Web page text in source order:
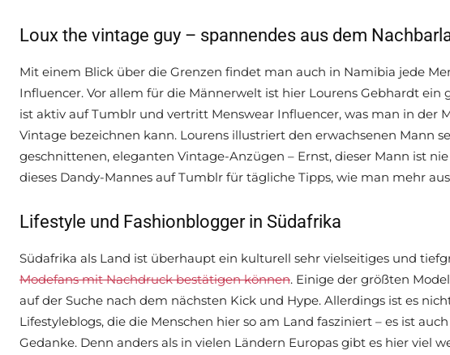
Loux the vintage guy – spannendes aus dem
Mit einem Blick über die Grenzen findet man auch in Namibia jede
Influencer. Vor allem für die Männerwelt ist hier Lourens Gebhardt ein
ist aktiv auf Tumblr und vertritt Menswear Influencer, was man in der
Vintage bezeichnen kann. Lourens illustriert den erwachsenen Mann
geschnittenen, eleganten Vintage-Anzügen – Ernst, dieser Mann ist
dieses Dandy-Mannes auf Tumblr für tägliche Tipps, wie man mehr
Lifestyle und Fashionblogger in Südafrika
Südafrika als Land ist überhaupt ein kulturell sehr vielseitiges und
Modefans mit Nachdruck bestätigen können. Einige der größten
auf der Suche nach dem nächsten Kick und Hype. Allerdings ist es
Lifestyleblogs, die die Menschen hier so am Land fasziniert – es ist
Gedanke. Denn anders als in vielen Ländern Europas gibt es hier viel